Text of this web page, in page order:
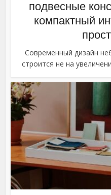
подвесные
компактный
Современный дизайн
строится не на